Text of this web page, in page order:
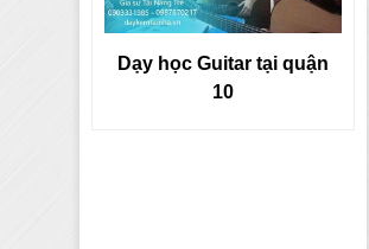
Dạy học Guitar tại quận 9